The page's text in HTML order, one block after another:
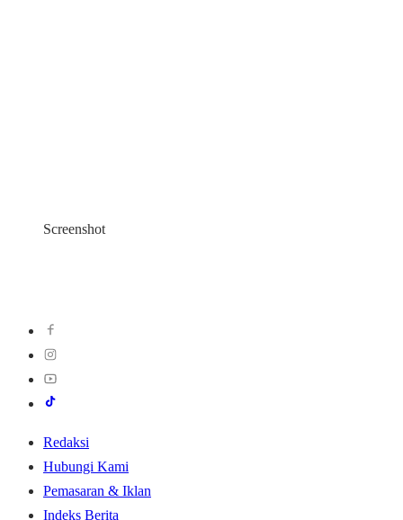
Screenshot
Redaksi
Hubungi Kami
Pemasaran & Iklan
Indeks Berita